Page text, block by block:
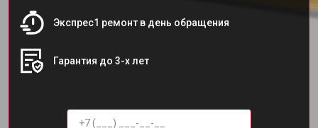
Экспрес1 ремонт в день обращения
Гарантия до 3-х лет